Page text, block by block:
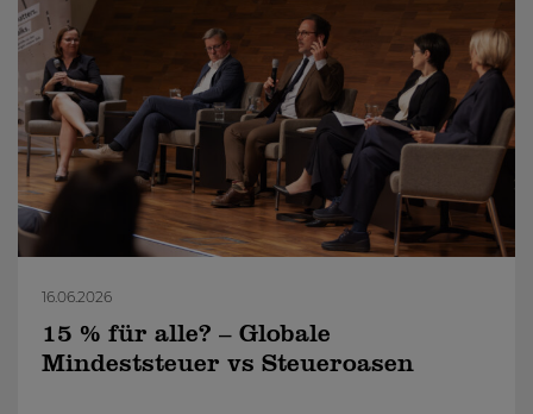
16.06.2026
15 % für alle? – Globale
Mindeststeuer vs Steueroasen